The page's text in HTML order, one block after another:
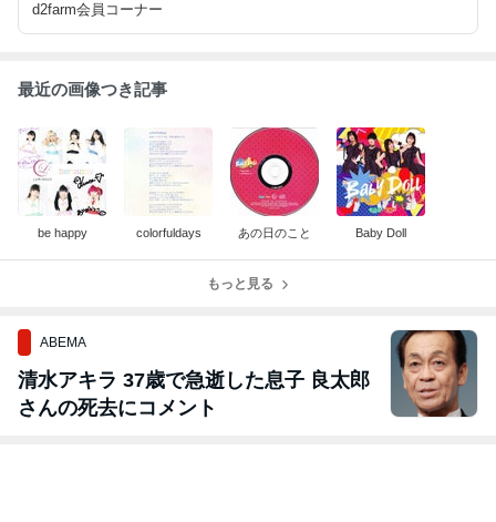
d2farm会員コーナー
最近の画像つき記事
be happy colorfuldays あの日のこと Baby Doll
もっと見る
ABEMA
清水アキラ 37歳で急逝した息子 良太郎
さんの死去にコメント